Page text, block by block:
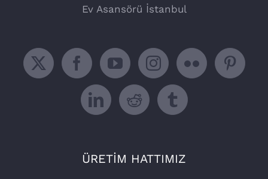
Ev Asansörü İstanbul
ÜRETİM HATTIMIZ